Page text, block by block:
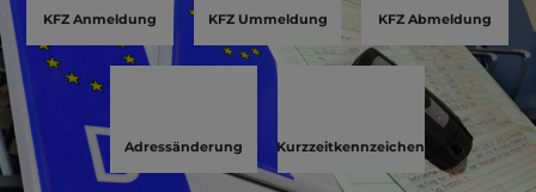
KFZ Anmeldung KFZ Ummeldung KFZ Abmeldung
Adressänderung Kurzzeitkennzeichen